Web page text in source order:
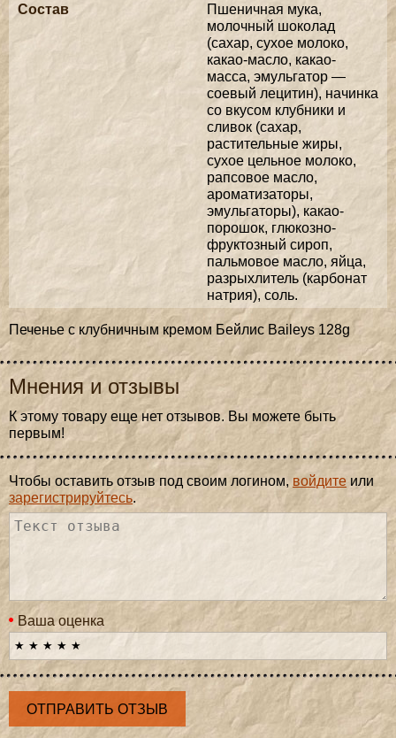
Состав
Пшеничная мука,
молочный шоколад
(сахар, сухое молоко,
какао-масло, какао-
масса, эмульгатор —
соевый лецитин), начинка
со вкусом клубники и
сливок (сахар,
растительные жиры,
сухое цельное молоко,
рапсовое масло,
ароматизаторы,
эмульгаторы), какао-
порошок, глюкозно-
фруктозный сироп,
пальмовое масло, яйца,
разрыхлитель (карбонат
натрия), соль.
Печенье с клубничным кремом Бейлис Baileys 128g
Мнения и отзывы
К этому товару еще нет отзывов. Вы можете быть
первым!
Чтобы оставить отзыв под своим логином, войдите или
зарегистрируйтесь.
Ваша оценка